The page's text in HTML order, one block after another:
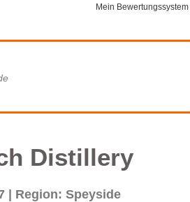
Mein Bewertungssystem
Distillery
| Region: Speyside